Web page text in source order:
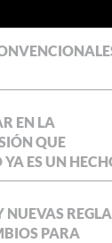
EN LA
QUE
ES UN
PARA